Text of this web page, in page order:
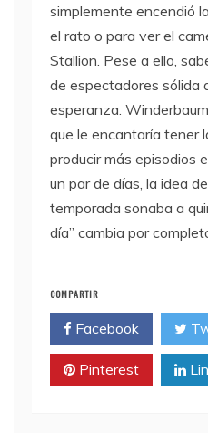
simplemente encendió
el rato o para ver el
Stallion. Pese a ello,
de espectadores sólida
esperanza.
que le encantaría tener
producir más episodios
un par de días, la idea
temporada sonaba a
día” cambia por
COMPARTIR
Facebook
Pinterest